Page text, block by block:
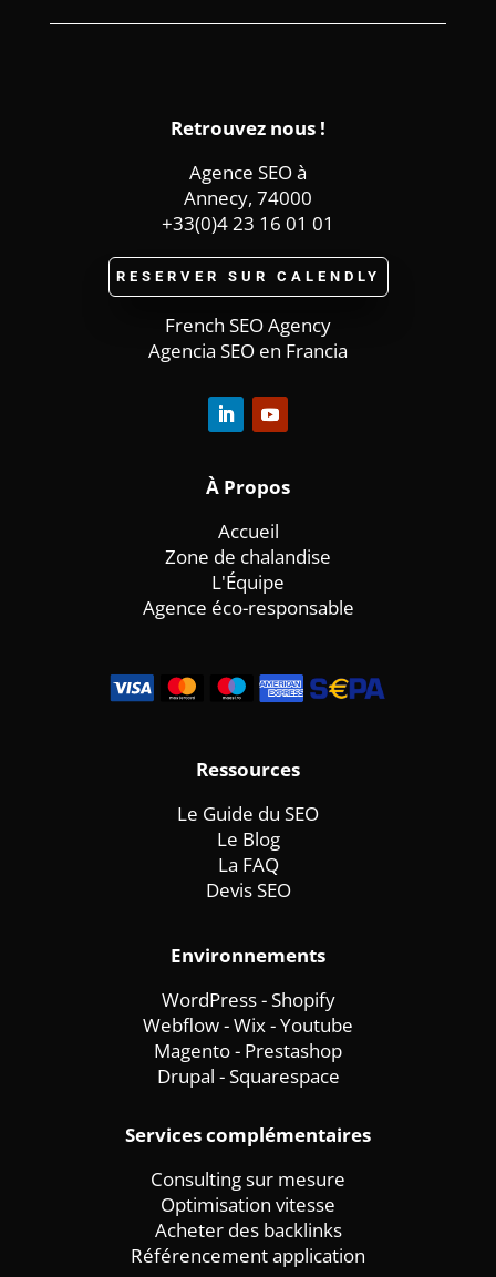
Retrouvez nous !
Agence SEO à
Annecy, 74000
+33(0)4 23 16 01 01
RESERVER SUR CALENDLY
French SEO Agency
Agencia SEO en Francia
À Propos
Accueil
Zone de chalandise
L'Équipe
Agence éco-responsable
Ressources
Le Guide du SEO
Le Blog
La FAQ
Devis SEO
Environnements
WordPress-Shopify
Webflow-Wix -Youtube
Magento- Prestashop
Drupal -Squarespace
Services complémentaires
Consulting sur mesure
Optimisation vitesse
Acheter des backlinks
Référencement application